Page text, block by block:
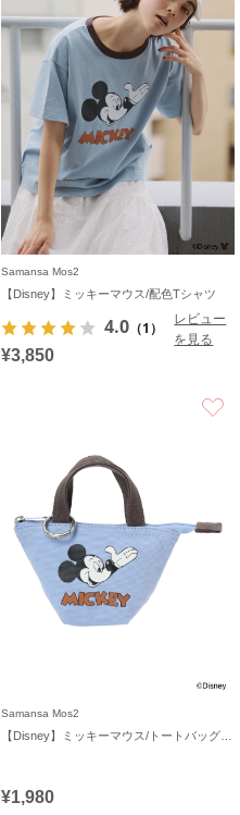
Samansa Mos2
【Disney】ミッキーマウス/配色Tシャツ
4.0 （1）
レビュー
を見る
¥3,850
Samansa Mos2
¥1,980